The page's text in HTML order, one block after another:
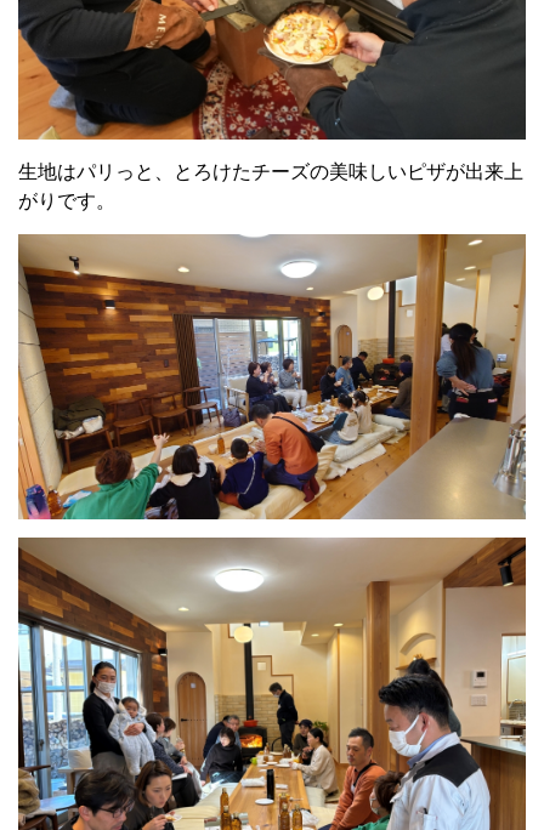
生地はパリっと、とろけたチーズの美味しいピザが出来上
がりです。